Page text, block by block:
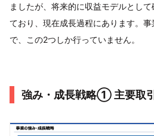
ましたが、将来的に収益モデルとし
ており、現在成長過程にあります。
で、この2つしか行っていません。
強み・成長戦略① 主要取